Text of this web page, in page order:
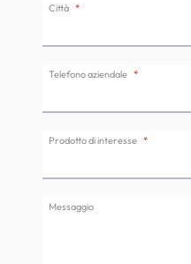
Città
Telefono aziendale
Prodotto di interesse
Messaggio